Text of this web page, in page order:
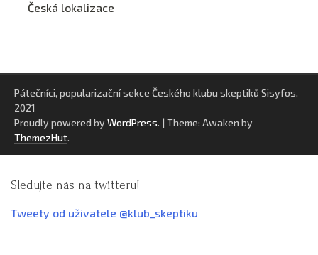
Česká lokalizace
Pátečníci, popularizační sekce Českého klubu skeptiků Sisyfos.
2021
Proudly powered by WordPress. | Theme: Awaken by
ThemezHut.
Sledujte nás na twitteru!
Tweety od uživatele @klub_skeptiku